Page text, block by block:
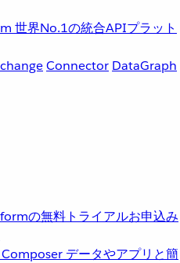
世界No.1の統合APIプラット
Connector DataGraph
の無料トライアルお申込み
データやアプリと簡